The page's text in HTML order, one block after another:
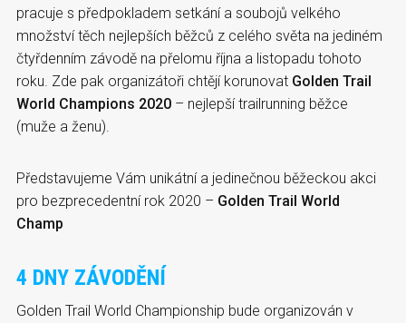
pracuje s předpokladem setkání a soubojů velkého
množství těch nejlepších běžců z celého světa na jediném
čtyřdenním závodě na přelomu října a listopadu tohoto
roku. Zde pak organizátoři chtějí korunovat Golden Trail
World Champions 2020 – nejlepší trailrunning běžce
(muže a ženu).
Představujeme Vám unikátní a jedinečnou běžeckou akci
pro bezprecedentní rok 2020 – Golden Trail World
Champ
4 DNY ZÁVODĚNÍ
Golden Trail World Championship bude organizován v